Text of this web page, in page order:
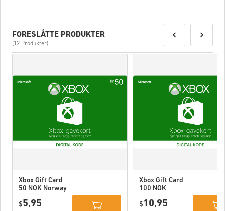
FORESLÅTTE PRODUKTER
(12 Produkter)
Xbox Gift Card
50 NOK Norway
$5,95
Xbox Gift Card
100 NOK
$ 10,95